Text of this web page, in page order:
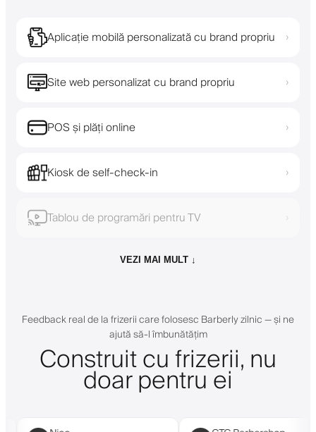
Aplicație mobilă personalizată cu brand propriu ›
Site web personalizat cu brand propriu ›
POS și plăți online ›
Kiosk de self-check-in ›
Tablou de programări pentru TV ›
VEZI MAI MULT ↓
Feedback real de la frizerii care folosesc Barberly zilnic — și ne
ajută să-l îmbunătățim
Construit cu frizerii, nu
doar pentru ei